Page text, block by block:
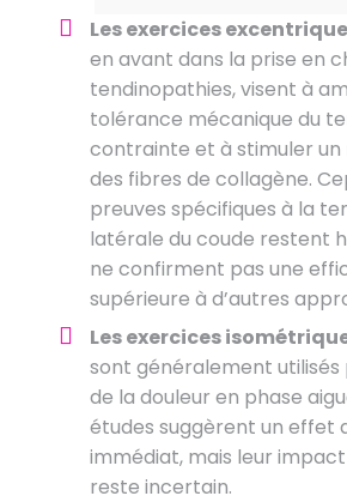
Les exercices
en avant dans la prise en
tendinopathies, visent à
tolérance mécanique du
contrainte et à stimuler
des fibres de collagène.
preuves spécifiques à la
latérale du coude restent
ne confirment pas une
supérieure à d’autres
Les exercices
sont généralement utilisés
de la douleur en phase
études suggèrent un effet
immédiat, mais leur
reste incertain.